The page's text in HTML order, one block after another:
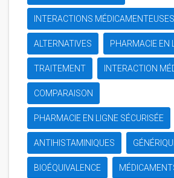
INTERACTIONS MÉDICAMENTEUSES
ALTERNATIVES PHARMACIE EN
TRAITEMENT INTERACTION
COMPARAISON
PHARMACIE EN LIGNE SÉCURISÉE
ANTIHISTAMINIQUES
BIOÉQUIVALENCE